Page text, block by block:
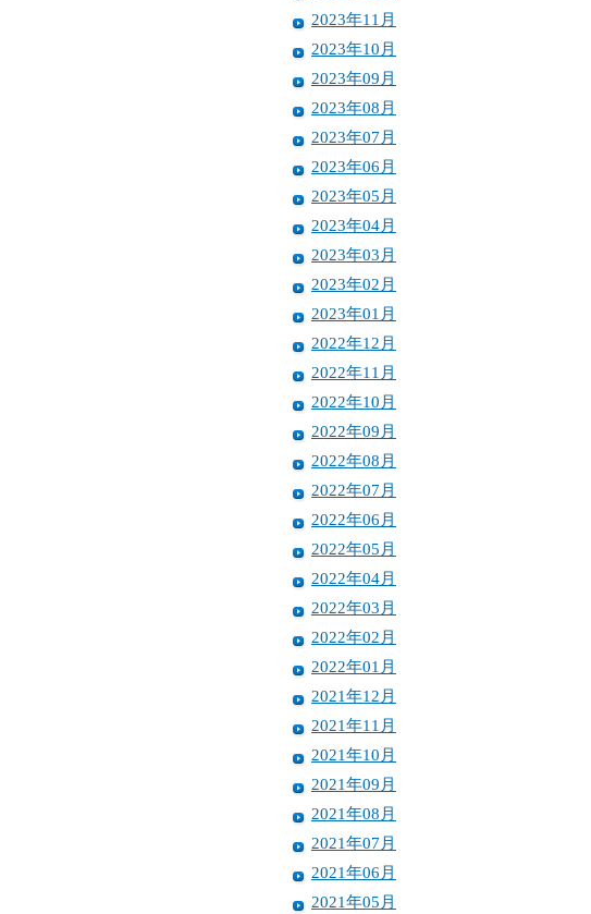
2023年11月
2023年10月
2023年09月
2023年08月
2023年07月
2023年06月
2023年05月
2023年04月
2023年03月
2023年02月
2023年01月
2022年12月
2022年11月
2022年10月
2022年09月
2022年08月
2022年07月
2022年06月
2022年05月
2022年04月
2022年03月
2022年02月
2022年01月
2021年12月
2021年11月
2021年10月
2021年09月
2021年08月
2021年07月
2021年06月
2021年05月